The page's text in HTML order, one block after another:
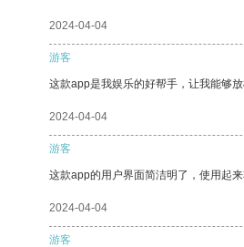
2024-04-04
游客
这款app是我娱乐的好帮手，让我能够放
2024-04-04
游客
这款app的用户界面简洁明了，使用起
2024-04-04
游客